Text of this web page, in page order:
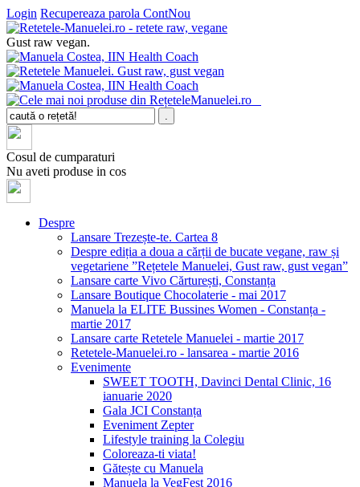
Login Recupereaza parola ContNou
Gust raw vegan.
Cosul de cumparaturi
Nu aveti produse in cos
Despre
Lansare Trezește-te. Cartea 8
Despre ediția a doua a cărții de bucate vegane, raw și
vegetariene ”Rețetele Manuelei, Gust raw, gust vegan”
Lansare carte Vivo Cărturești, Constanța
Lansare Boutique Chocolaterie - mai 2017
Manuela la ELITE Bussines Women - Constanța -
martie 2017
Lansare carte Retetele Manuelei - martie 2017
Retetele-Manuelei.ro - lansarea - martie 2016
Evenimente
SWEET TOOTH, Davinci Dental Clinic, 16
ianuarie 2020
Gala JCI Constanța
Eveniment Zepter
Lifestyle training la Colegiu
Coloreaza-ti viata!
Gătește cu Manuela
Manuela la VegFest 2016